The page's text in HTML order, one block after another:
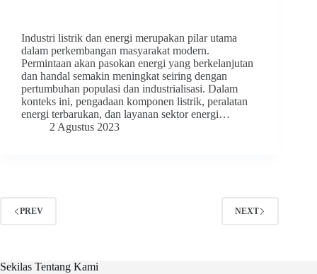
Industri listrik dan energi merupakan pilar utama
dalam perkembangan masyarakat modern.
Permintaan akan pasokan energi yang berkelanjutan
dan handal semakin meningkat seiring dengan
pertumbuhan populasi dan industrialisasi. Dalam
konteks ini, pengadaan komponen listrik, peralatan
energi terbarukan, dan layanan sektor energi…
2 Agustus 2023
PREV NEXT
Sekilas Tentang Kami